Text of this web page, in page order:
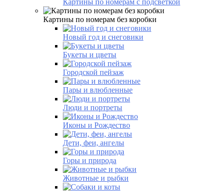
Картины по номерам с подсветкой
Картины по номерам без коробки
Новый год и снеговики
Букеты и цветы
Городской пейзаж
Пары и влюбленные
Люди и портреты
Иконы и Рождество
Дети, феи, ангелы
Горы и природа
Животные и рыбки